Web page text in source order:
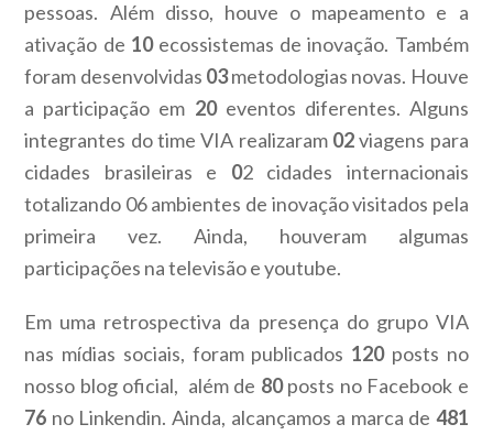
pessoas. Além disso, houve o mapeamento e a
ativação de 10ecossistemas de inovação. Também
foram desenvolvidas 03metodologias novas. Houve
a participação em 20eventos diferentes. Alguns
integrantes do time VIA realizaram 02viagens para
cidades brasileiras e 02 cidades internacionais
totalizando 06 ambientes de inovação visitados pela
primeira vez. Ainda, houveram algumas
participações na televisão e youtube.
Em uma retrospectiva da presença do grupo VIA
nas mídias sociais, foram publicados 120posts no
nosso blog oficial, além de 80posts no Facebook e
76 no Linkendin. Ainda, alcançamos a marca de 481